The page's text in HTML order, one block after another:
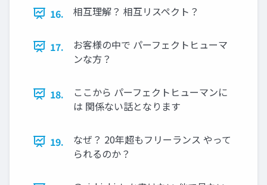
16. 相互理解？ 相互リスペクト？
17.
お客様の中で パーフェクトヒューマ
ンな方？
18.
ここから パーフェクトヒューマンに
は 関係ない話となります
19.
なぜ？ 20年超もフリーランス やって
られるのか？